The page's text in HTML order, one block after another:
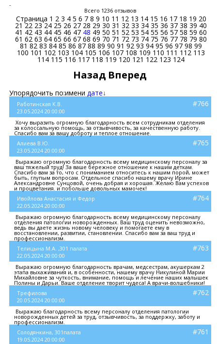
-
Всего 1236 отзывов
Страница 1 2 3 4 5 6 7 8 9 10 11 12 13 14 15 16 17 18 19 20
21 22 23 24 25 26 27 28 29 30 31 32 33 34 35 36 37 38 39 40
41 42 43 44 45 46 47 48 49 50 51 52 53 54 55 56 57 58 59 60
61 62 63 64 65 66 67 68 69 70 71 72 73 74 75 76 77 78 79 80
81 82 83 84 85 86 87 88 89 90 91 92 93 94 95 96 97 98 99
100 101 102 103 104 105 106 107 108 109 110 111 112 113
114 115 116 117 118 119 120 121 122 123 124
Назад Вперед
Упорядочить по:имени дате↓
Работинская К.В.
23.05.2024 20:00:00
#766
Хочу выразить огромную благодарность всем сотрудникам отделения
за колоссальную помощь, за отзывчивость, за качественную работу.
Спасибо вам за вашу доброту и теплое отношение.
Алиева В.Ю.
23.05.2024 20:00:00
#765
Выражаю огромную благодарность всему медицинскому персоналу за
ваш тяжелый труд! За ваше бережное отношение к нашим деткам.
Спасибо вам за то, что с пониманием относитесь к нашим порой, может
быть, глупым вопросам. Отдельное спасибо нашему врачу Ирине
Александровне Сунцовой, очень добрая и хорошая. Желаю Вам успехов
и процветания. и побольше довольных мамочек!
Ивойлова Анастасия и Федор
22.05.2024 20:00:00
#764
Выражаю огромную благодарность всему медицинскому персоналу
отделения патологии новорожденных. Ваш труд оценить невозможно,
ведь вы даете жизнь новому человеку и помогаете ему в
восстановлении, развитии, становлении. Спасибо вам за ваш труд и
профессионализм.
Телицына М.А. ,301 палата
22.05.2024 20:00:00
#763
Выражаю огромную благодарность врачам, медсестрам, акушеркам 2
этапа выхаживания и, в особенности, нашему врачу Никулиной Марии
Михайловне за чуткость, внимание, помощь и лечение наших малышек
Полины и Дарьи. Ваше отделение творит чудеса! А врачи-волшебники!
Трефилова
20.05.2024 20:00:00
#762
Выражаю благодарность всему персоналу отделения патологии
новорожденных детей за труд, отзывчивость, за поддержку, заботу и
профессионализм.
Солодянкина, 301палата
19.05.2024 20:00:00
#761